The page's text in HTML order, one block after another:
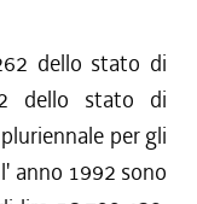
dello stato di
dello stato di
per gli
anno 1992 sono